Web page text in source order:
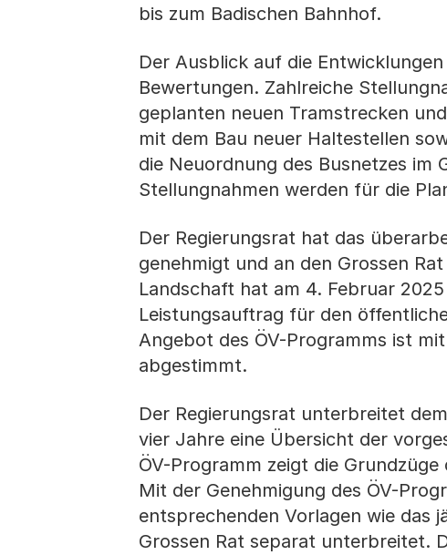
bis zum Badischen Bahnhof.
Der Ausblick auf die
Bewertungen. Zahlreiche
geplanten neuen Tramstrecken
mit dem Bau neuer Haltestellen
die Neuordnung des Busnetzes im
Stellungnahmen werden für die
Der Regierungsrat hat das
genehmigt und an den Grossen
Landschaft hat am 4. Februar
Leistungsauftrag für den
Angebot des ÖV-Programms ist
abgestimmt.
Der Regierungsrat unterbreitet
vier Jahre eine Übersicht der
ÖV-Programm zeigt die
Mit der Genehmigung des ÖV-
entsprechenden Vorlagen wie das
Grossen Rat separat unterbreitet.